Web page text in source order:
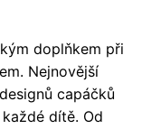
doplňkem při
Nejnovější
capáčků
dítě. Od